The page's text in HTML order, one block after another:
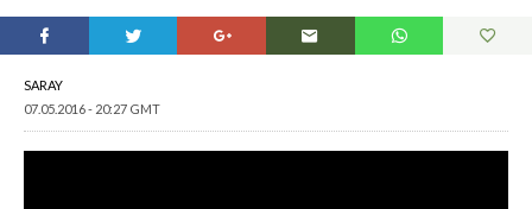
SARAY
07.05.2016 - 20:27 GMT